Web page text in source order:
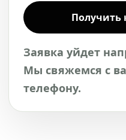
Получить
Заявка уйдет
Мы свяжемся с
телефону.